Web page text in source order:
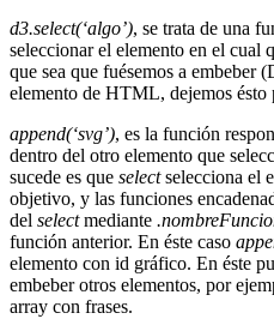
d3.select(‘algo’), se trata de una
seleccionar el elemento en el cual
que sea que fuésemos a embeber
elemento de HTML, dejemos ésto
append(‘svg’), es la función
dentro del otro elemento que
sucede es que selectselecciona el
objetivo, y las funciones
del selectmediante
función anterior. En éste caso
elemento con id gráfico. En éste
embeber otros elementos, por
array con frases.